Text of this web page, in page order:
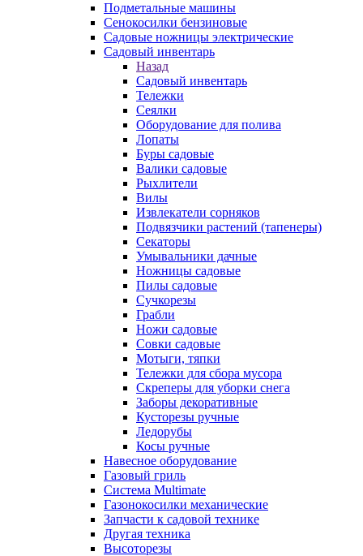
Подметальные машины
Сенокосилки бензиновые
Садовые ножницы электрические
Садовый инвентарь
Назад
Садовый инвентарь
Тележки
Сеялки
Оборудование для полива
Лопаты
Буры садовые
Валики садовые
Рыхлители
Вилы
Извлекатели сорняков
Подвязчики растений (тапенеры)
Секаторы
Умывальники дачные
Ножницы садовые
Пилы садовые
Сучкорезы
Грабли
Ножи садовые
Совки садовые
Мотыги, тяпки
Тележки для сбора мусора
Скреперы для уборки снега
Заборы декоративные
Кусторезы ручные
Ледорубы
Косы ручные
Навесное оборудование
Газовый гриль
Система Multimate
Газонокосилки механические
Запчасти к садовой технике
Другая техника
Высоторезы